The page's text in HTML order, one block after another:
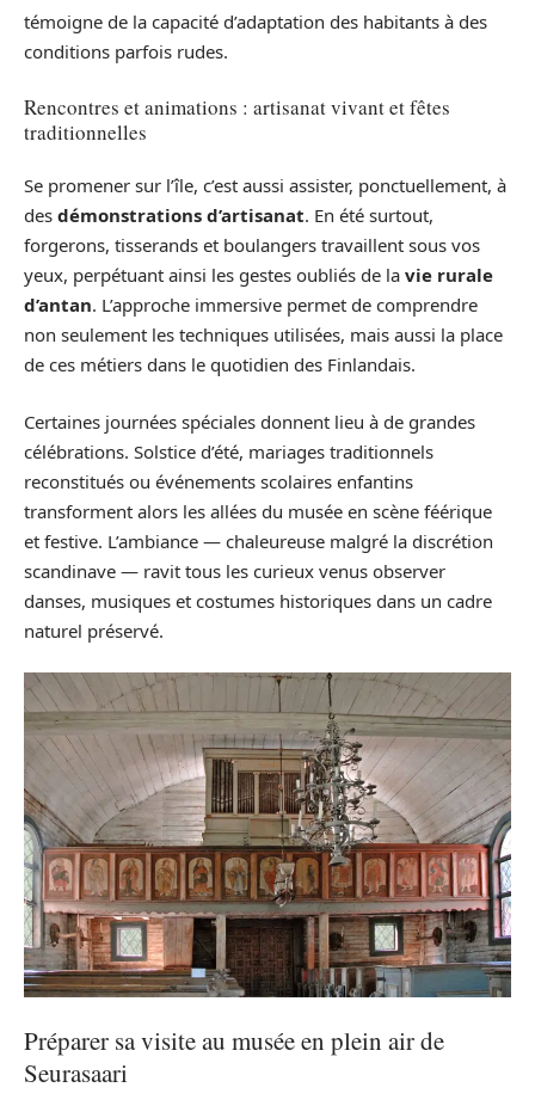
témoigne de la capacité d’adaptation des habitants à des
conditions parfois rudes.
Rencontres et animations : artisanat vivant et fêtes
traditionnelles
Se promener sur l’île, c’est aussi assister, ponctuellement, à
des démonstrations d’artisanat. En été surtout,
forgerons, tisserands et boulangers travaillent sous vos
yeux, perpétuant ainsi les gestes oubliés de la vie rurale
d’antan. L’approche immersive permet de comprendre
non seulement les techniques utilisées, mais aussi la place
de ces métiers dans le quotidien des Finlandais.
Certaines journées spéciales donnent lieu à de grandes
célébrations. Solstice d’été, mariages traditionnels
reconstitués ou événements scolaires enfantins
transforment alors les allées du musée en scène féérique
et festive. L’ambiance — chaleureuse malgré la discrétion
scandinave — ravit tous les curieux venus observer
danses, musiques et costumes historiques dans un cadre
naturel préservé.
Préparer sa visite au musée en plein air de
Seurasaari